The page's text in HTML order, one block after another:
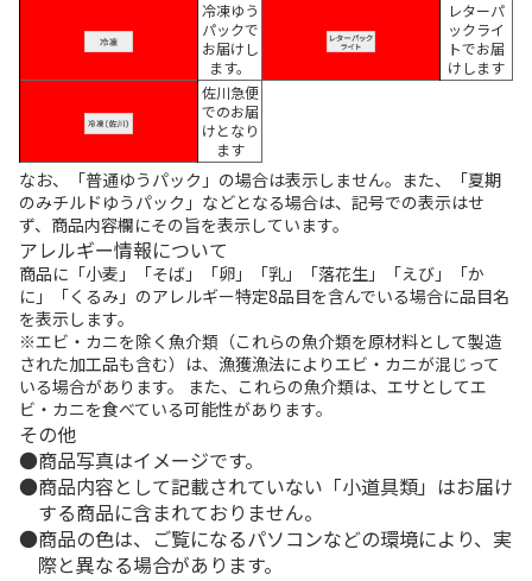
冷凍ゆう
パックで
お届けし
ます。
レターパ
ックライ
トでお届
けします
佐川急便
でのお届
けとなり
ます
なお、「普通ゆうパック」の場合は表示しません。また、「夏期
のみチルドゆうパック」などとなる場合は、記号での表示はせ
ず、商品内容欄にその旨を表示しています。
アレルギー情報について
商品に「小麦」「そば」「卵」「乳」「落花生」「えび」「か
に」「くるみ」のアレルギー特定8品目を含んでいる場合に品目名
を表示します。
※エビ・カニを除く魚介類（これらの魚介類を原材料として製造
された加工品も含む）は、漁獲漁法によりエビ・カニが混じって
いる場合があります。 また、これらの魚介類は、エサとしてエ
ビ・カニを食べている可能性があります。
その他
商品写真はイメージです。
商品内容として記載されていない「小道具類」はお届け
する商品に含まれておりません。
商品の色は、ご覧になるパソコンなどの環境により、実
際と異なる場合があります。